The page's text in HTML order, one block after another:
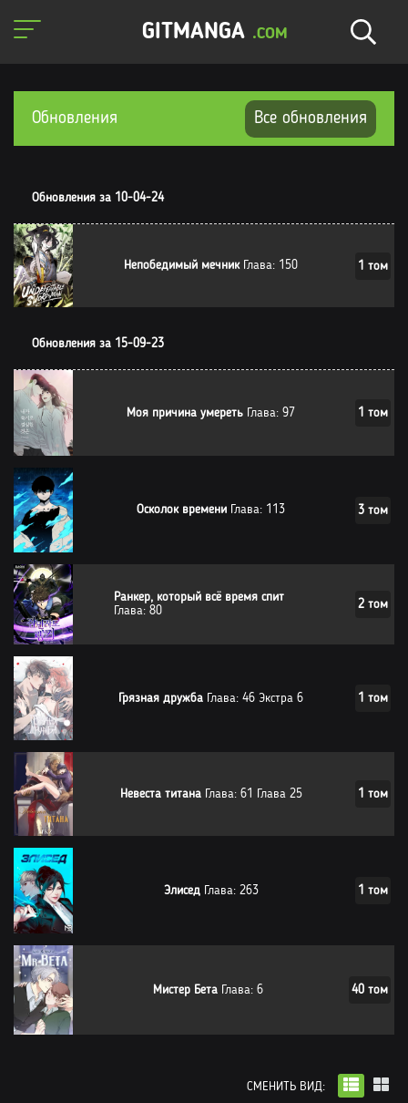
GITMANGA .COM
СМЕНИТЬ ВИД:
Обновления Все обновления
Обновления за 10-04-24
Непобедимый мечник Глава: 150 1 том
Обновления за 15-09-23
Моя причина умереть Глава: 97 1 том
Осколок времени Глава: 113 3 том
Ранкер, который всё время спит
Глава: 80
2 том
Грязная дружба Глава: 46 Экстра 6 1 том
Невеста титана Глава: 61 Глава 25 1 том
Элисед Глава: 263 1 том
Мистер Бета Глава: 6 40 том